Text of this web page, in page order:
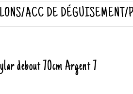
ACC DE DÉGUISEMENT/
debout 70cm Argent 7